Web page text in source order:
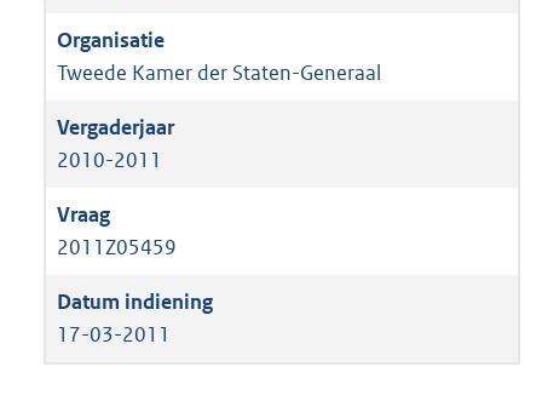
Tweede Kamer der Staten-Generaal
2010-2011
2011Z05459
17-03-2011